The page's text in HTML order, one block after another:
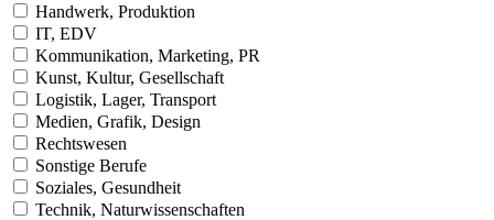
Handwerk, Produktion
IT, EDV
Kommunikation, Marketing, PR
Kunst, Kultur, Gesellschaft
Logistik, Lager, Transport
Medien, Grafik, Design
Rechtswesen
Sonstige Berufe
Soziales, Gesundheit
Technik, Naturwissenschaften